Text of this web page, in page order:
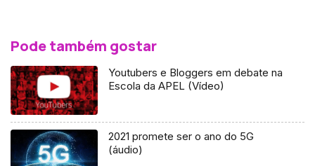
Pode também gostar
Youtubers e Bloggers em debate na
Escola da APEL (Vídeo)
2021 promete ser o ano do 5G
(áudio)